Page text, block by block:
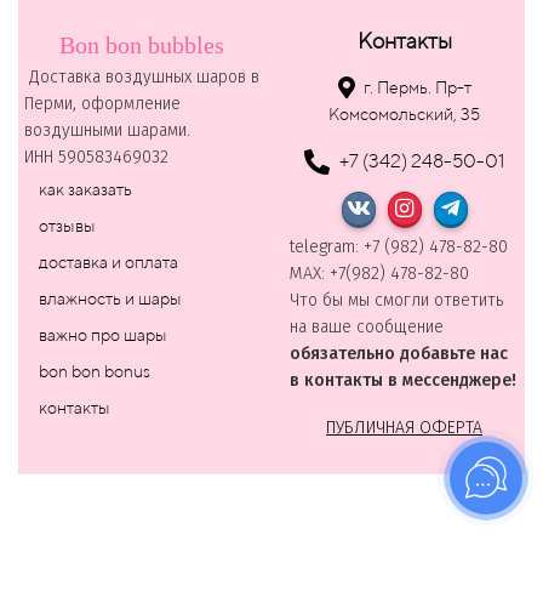
Bon bon bubbles
Доставка воздушных шаров в
Перми, оформление
воздушными шарами.
ИНН 590583469032
как заказать
отзывы
доставка и оплата
влажность и шары
важно про шары
bon bon bonus
контакты
Контакты
г. Пермь. Пр-т
Комсомольский, 35
+7 (342) 248-50-01
telegram: +7 (982) 478-82-80
MAХ: +7(982) 478-82-80
Что бы мы смогли ответить
на ваше сообщение
обязательно добавьте нас
в контакты в мессенджере!
ПУБЛИЧНАЯ ОФЕРТА